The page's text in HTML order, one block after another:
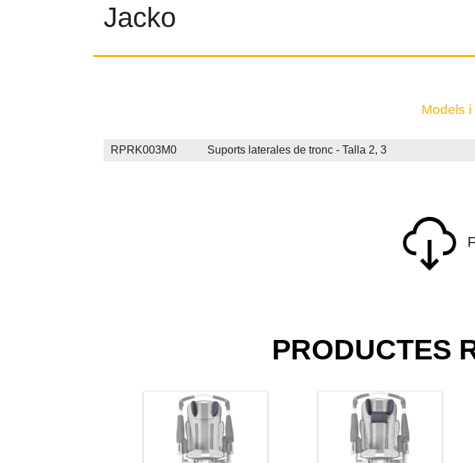
Jacko
Models i
RPRK003M0 Suports laterales de tronc - Talla 2, 3
PRODUCTES